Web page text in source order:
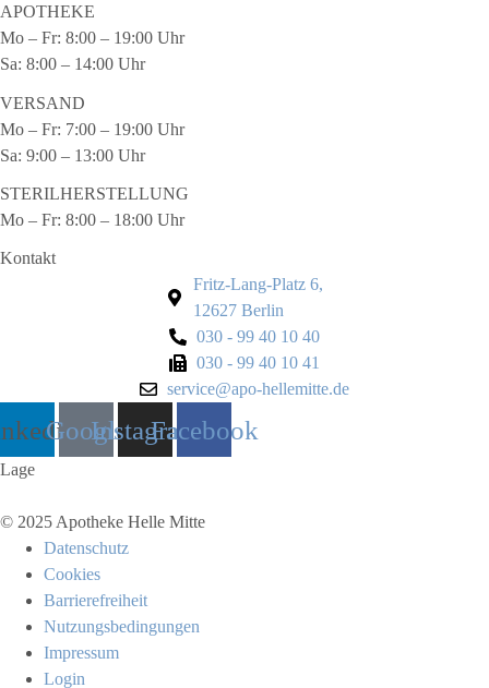
APOTHEKE
Mo – Fr: 8:00 – 19:00 Uhr
Sa: 8:00 – 14:00 Uhr
VERSAND
Mo – Fr: 7:00 – 19:00 Uhr
Sa: 9:00 – 13:00 Uhr
STERILHERSTELLUNG
Mo – Fr: 8:00 – 18:00 Uhr
Kontakt
Fritz-Lang-Platz 6,
12627 Berlin
030 - 99 40 10 40
030 - 99 40 10 41
service@apo-hellemitte.de
GoogleInstagramFacebook
Lage
© 2025 Apotheke Helle Mitte
Datenschutz
Cookies
Barrierefreiheit
Nutzungsbedingungen
Impressum
Login